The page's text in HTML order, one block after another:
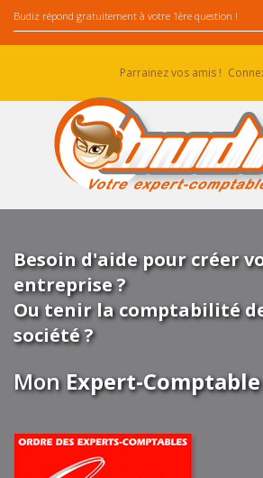
Parrainez vos amis !
Besoin d'aide pour créer
entreprise ?
Ou tenir la comptabilité
société ?
MonExpert-Comptable